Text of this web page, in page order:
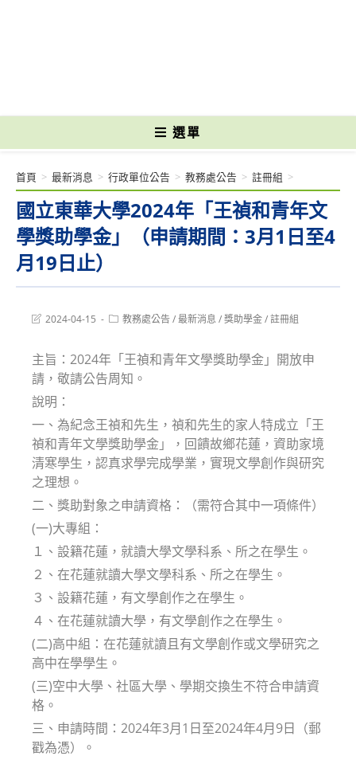
選單
國立東華大學2024年「王禎和青年文
學獎助學金」（申請期間：3月1日至4
月19日止）
首頁 > 最新消息 > 行政單位公告 > 教務處公告 > 註冊組 >
Post2024-04-15
Post教務處公告/最新消息 /獎助學金/註冊組
主旨：2024年「王禎和青年文學獎助學金」開放申
請，敬請公告周知。
說明：
一、為紀念王禎和先生，禎和先生的家人特成立「王
禎和青年文學獎助學金」，回饋故鄉花蓮，資助家境
清寒學生，認真求學完成學業，實現文學創作與研究
之理想。
二、獎助對象之申請資格：（需符合其中一項條件）
(一)大專組：
１、設籍花蓮，就讀大學文學科系、所之在學生。
２、在花蓮就讀大學文學科系、所之在學生。
３、設籍花蓮，有文學創作之在學生。
４、在花蓮就讀大學，有文學創作之在學生。
(二)高中組：在花蓮就讀且有文學創作或文學研究之
高中在學學生。
(三)空中大學、社區大學、學期交換生不符合申請資
格。
三、申請時間：2024年3月1日至2024年4月9日（郵
戳為憑）。